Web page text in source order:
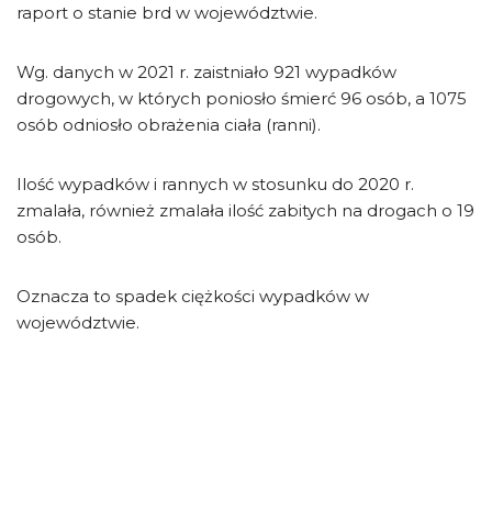
raport o stanie brd w województwie.
Wg. danych w 2021 r. zaistniało 921 wypadków
drogowych, w których poniosło śmierć 96 osób, a 1075
osób odniosło obrażenia ciała (ranni).
Ilość wypadków i rannych w stosunku do 2020 r.
zmalała, również zmalała ilość zabitych na drogach o 19
osób.
Oznacza to spadek ciężkości wypadków w
województwie.